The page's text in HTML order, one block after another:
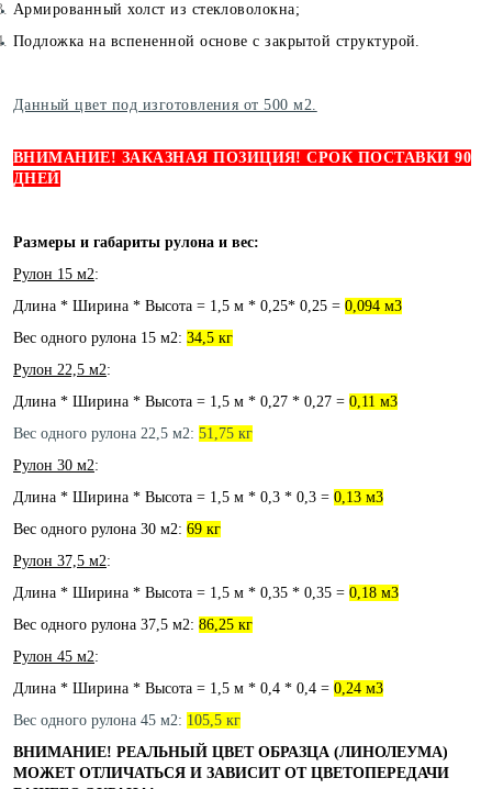
Армированный холст из стекловолокна;
Подложка на вспененной основе с закрытой структурой.
Данный цвет под изготовления от 500 м2.
ВНИМАНИЕ! ЗАКАЗНАЯ ПОЗИЦИЯ! СРОК ПОСТАВКИ 90
ДНЕЙ
Размеры и габариты рулона и вес:
Рулон 15 м2:
Длина * Ширина * Высота = 1,5 м * 0,25* 0,25 = 0,094 м3
Вес одного рулона 15 м2: 34,5 кг
Рулон 22,5 м2:
Длина * Ширина * Высота = 1,5 м * 0,27 * 0,27 = 0,11 м3
Вес одного рулона 22,5 м2: 51,75 кг
Рулон 30 м2:
Длина * Ширина * Высота = 1,5 м * 0,3 * 0,3 = 0,13 м3
Вес одного рулона 30 м2: 69 кг
Рулон 37,5 м2:
Длина * Ширина * Высота = 1,5 м * 0,35 * 0,35 = 0,18 м3
Вес одного рулона 37,5 м2: 86,25 кг
Рулон 45 м2:
Длина * Ширина * Высота = 1,5 м * 0,4 * 0,4 = 0,24 м3
Вес одного рулона 45 м2: 105,5 кг
ВНИМАНИЕ! РЕАЛЬНЫЙ ЦВЕТ ОБРАЗЦА (ЛИНОЛЕУМА)
МОЖЕТ ОТЛИЧАТЬСЯ И ЗАВИСИТ ОТ ЦВЕТОПЕРЕДАЧИ